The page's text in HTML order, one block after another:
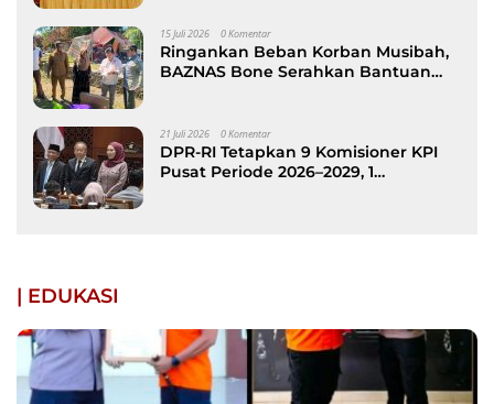
15 Juli 2026 0 Komentar
Ringankan Beban Korban Musibah,
BAZNAS Bone Serahkan Bantuan
21 Juli 2026 0 Komentar
DPR-RI Tetapkan 9 Komisioner KPI
Pusat Periode 2026–2029, 1
| EDUKASI